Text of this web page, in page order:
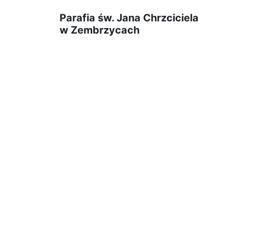
Parafia św. Jana Chrzciciela
w Zembrzycach